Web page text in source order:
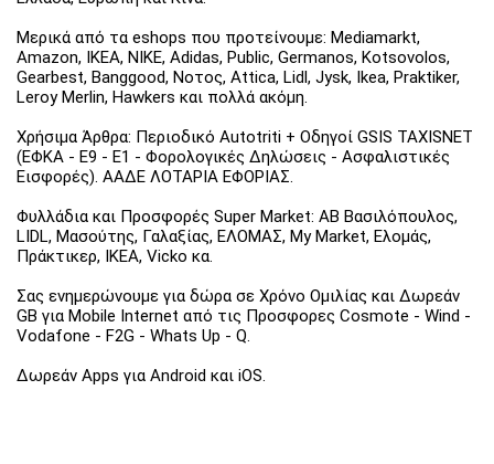
Μερικά από τα eshops που προτείνουμε: Mediamarkt,
Amazon, IKEA, NIKE, Adidas, Public, Germanos, Kotsovolos,
Gearbest, Banggood, Νοτος, Attica, Lidl, Jysk, Ikea, Praktiker,
Leroy Merlin, Hawkers και πολλά ακόμη.
Χρήσιμα Άρθρα: Περιοδικό Autotriti + Οδηγοί GSIS TAXISNET
(ΕΦΚΑ - Ε9 - Ε1 - Φορολογικές Δηλώσεις - Ασφαλιστικές
Εισφορές). ΑΑΔΕ ΛΟΤΑΡΙΑ ΕΦΟΡΙΑΣ.
Φυλλάδια και Προσφορές Super Market: ΑΒ Βασιλόπουλος,
LIDL, Μασούτης, Γαλαξίας, ΕΛΟΜΑΣ, My Market, Ελομάς,
Πράκτικερ, ΙΚΕΑ, Vicko κα.
Σας ενημερώνουμε για δώρα σε Χρόνο Ομιλίας και Δωρεάν
GB για Mobile Internet από τις Προσφορες Cosmote - Wind -
Vodafone - F2G - Whats Up - Q.
Δωρεάν Apps για Android και iOS.